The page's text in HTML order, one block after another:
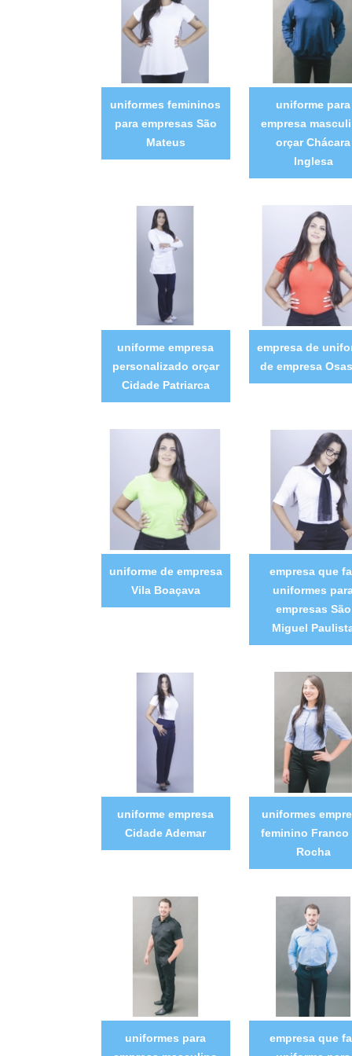
uniformes femininos
para empresas São
Mateus
uniforme para
empresa
orçar Chácara
Inglesa
uniforme empresa
personalizado orçar
Cidade Patriarca
empresa de
de empresa
uniforme de empresa
Vila Boaçava
empresa que
uniformes
empresas São
Miguel
uniforme empresa
Cidade Ademar
uniformes
feminino Franco
Rocha
uniformes para
empresa que